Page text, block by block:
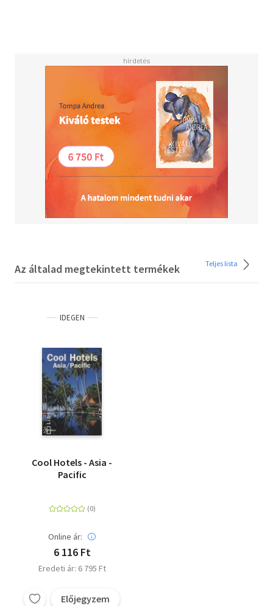
company that specializes in architecture, interior design
and lifestyle books and has co-edited several teNeues
An extensive compilation of cutting-edge hotels from
around the world. Illustrations and text are an invaluable
resource to both designers and international travelers.
Az általad megtekintett termékek Teljes lista
IDEGEN
Cool Hotels - Asia -
Pacific
Online ár:
6 116 Ft
Eredeti ár: 6 795 Ft
Előjegyzem